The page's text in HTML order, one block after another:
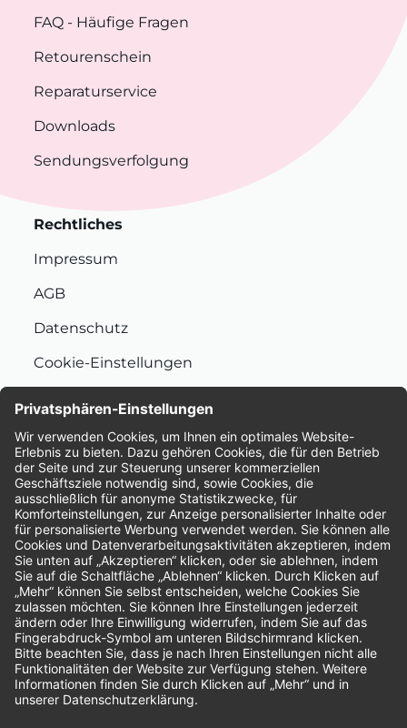
FAQ - Häufige Fragen
Retourenschein
Reparaturservice
Downloads
Sendungsverfolgung
Rechtliches
Impressum
AGB
Datenschutz
Cookie-Einstellungen
Bewertungen